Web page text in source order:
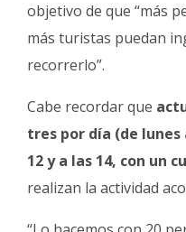
objetivo de que “más
más turistas puedan
recorrerlo”.
Cabe recordar que
tres por día (de lunes
12 y a las 14, con un
realizan la actividad